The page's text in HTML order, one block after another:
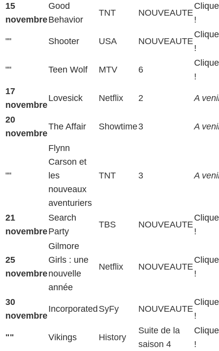
15
novembre
Good
Behavior
TNT NOUVEAUTE
!
"" Shooter USA NOUVEAUTE
!
"" Teen Wolf MTV 6
!
17
novembre
Lovesick Netflix 2 A
20
novembre
The Affair Showtime3 A
""
Flynn
Carson et
les
nouveaux
aventuriers
TNT 3 A
21
novembre
Search
Party
TBS NOUVEAUTE
!
25
novembre
Gilmore
Girls : une
nouvelle
année
Netflix NOUVEAUTE
!
30
novembre
Incorporated SyFy NOUVEAUTE
!
"" Vikings History
Suite de la
saison 4
!